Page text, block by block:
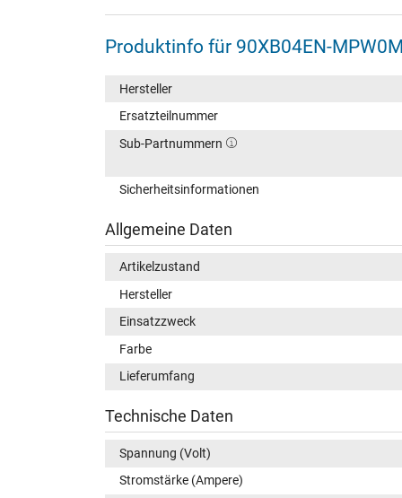
Produktinfo für 90XB04EN-
Hersteller
Ersatzteilnummer
Sub-Partnummern
Sicherheitsinformationen
Allgemeine Daten
Artikelzustand
Hersteller
Einsatzzweck
Farbe
Lieferumfang
Technische Daten
Spannung (Volt)
Stromstärke (Ampere)